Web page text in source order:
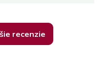
recenzie